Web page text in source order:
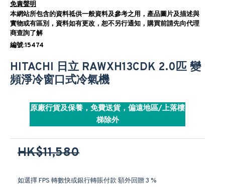
免責聲明
本網站所包含的資料祗供一般資料及參考之用，產品圖片及描述與
實物或有區別，資料如有更改，恕不另行通知，購買前請先向代理
商查詢了解
編號:15474
HITACHI 日立 RAWXH13CDK 2.0匹 變
頻淨冷窗口式冷氣機
原廠行貨及保養，免費送貨，偏遠地區/上落樓
梯除外
HK$11,580
如選擇 FPS 轉數快或銀行轉賬付款 額外回贈 3 %